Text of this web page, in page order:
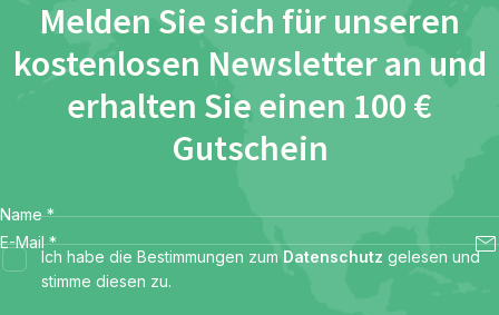
Melden Sie sich für unseren
kostenlosen Newsletter an und
erhalten Sie einen 100 €
Gutschein
Name *
E-Mail *
Ich habe die Bestimmungen zum Datenschutz gelesen und
stimme diesen zu.